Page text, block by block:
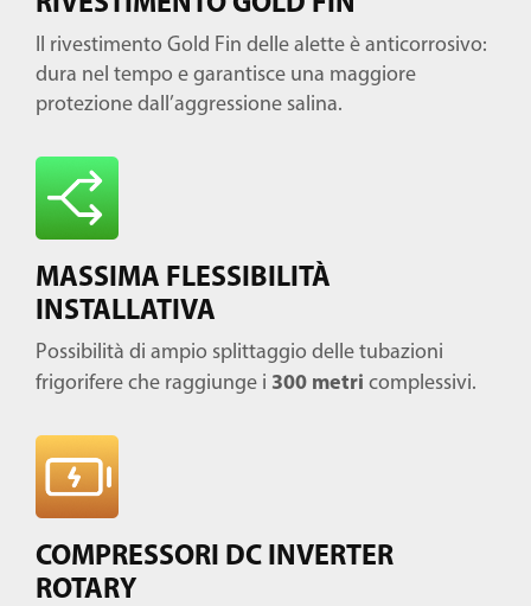
Il rivestimento Gold Fin delle alette è anticorrosivo:
dura nel tempo e garantisce una maggiore
protezione dall’aggressione salina.
MASSIMA FLESSIBILITÀ
INSTALLATIVA
Possibilità di ampio splittaggio delle tubazioni
frigorifere che raggiunge i 300 metri complessivi.
COMPRESSORI DC INVERTER
ROTARY